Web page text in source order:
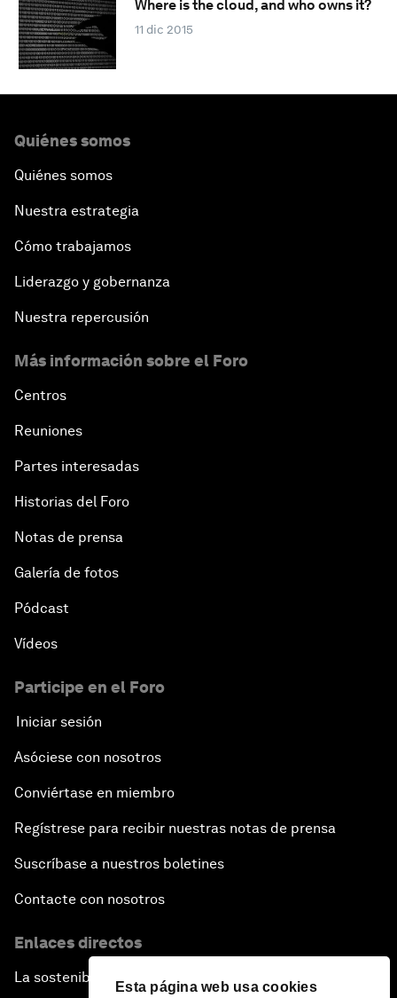
Esta página web usa cookies
Where is the cloud, and who owns it?
11 dic 2015
Quiénes somos
Quiénes somos
Nuestra estrategia
Cómo trabajamos
Liderazgo y gobernanza
Nuestra repercusión
Más información sobre el Foro
Centros
Reuniones
Partes interesadas
Historias del Foro
Notas de prensa
Galería de fotos
Pódcast
Vídeos
Participe en el Foro
Iniciar sesión
Asóciese con nosotros
Conviértase en miembro
Regístrese para recibir nuestras notas de prensa
Suscríbase a nuestros boletines
Contacte con nosotros
Enlaces directos
La sostenibilidad en el Foro